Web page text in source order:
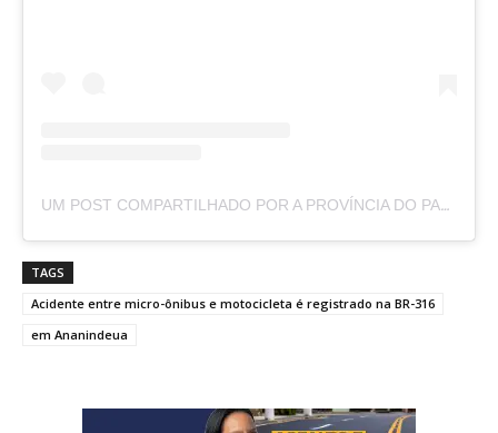
UM POST COMPARTILHADO POR A PROVÍNCIA DO PARÁ (@APROVINCIADOPARA)
TAGS
Acidente entre micro-ônibus e motocicleta é registrado na BR-316
em Ananindeua